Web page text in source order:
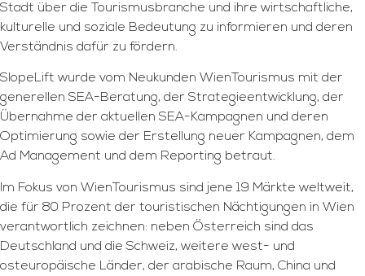
Stadt über die Tourismusbranche und ihre wirtschaftliche,
kulturelle und soziale Bedeutung zu informieren und deren
Verständnis dafür zu fördern.
SlopeLift wurde vom Neukunden WienTourismus mit der
generellen SEA-Beratung, der Strategieentwicklung, der
Übernahme der aktuellen SEA-Kampagnen und deren
Optimierung sowie der Erstellung neuer Kampagnen, dem
Ad Management und dem Reporting betraut.
Im Fokus von WienTourismus sind jene 19 Märkte weltweit,
die für 80 Prozent der touristischen Nächtigungen in Wien
verantwortlich zeichnen: neben Österreich sind das
Deutschland und die Schweiz, weitere west- und
osteuropäische Länder, der arabische Raum, China und